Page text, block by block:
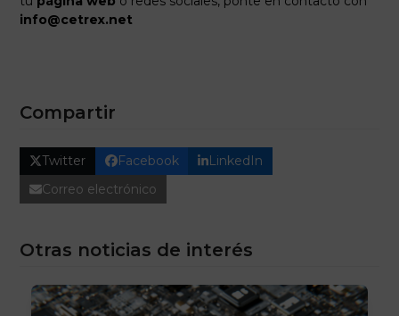
info@cetrex.net
Compartir
Twitter Facebook
LinkedIn
Correo electrónico
Otras noticias de interés